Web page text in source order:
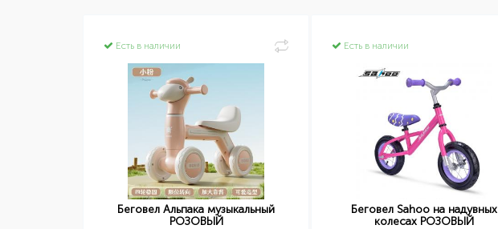
Есть в наличии
Беговел Альпака музыкальный
РОЗОВЫЙ
Есть в наличии
Беговел Sahoo на надувных
колесах РОЗОВЫЙ